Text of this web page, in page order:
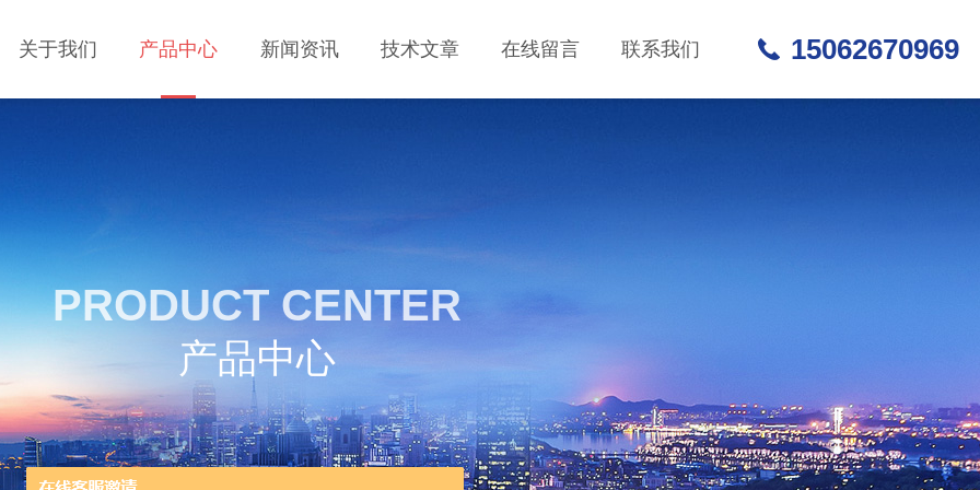
关于我们 产品中心 新闻资讯 技术文章 在线留言 联系我们 15062670969
PRODUCT CENTER
产品中心